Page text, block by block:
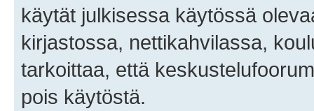
käytät julkisessa käytössä
kirjastossa, nettikahvilassa,
tarkoittaa, että
pois käytöstä.